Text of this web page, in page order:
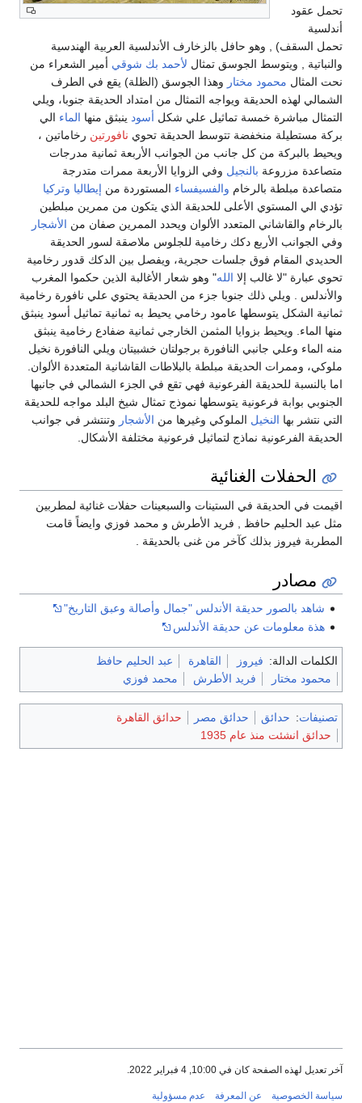
تحمل عقود
أندلسية
تحمل السقف) , وهو حافل بالزخارف الأندلسية العربية الهندسية
والنباتية , ويتوسط الجوسق تمثال لأحمد بك شوقي أمير الشعراء من
نحت المثال محمود مختار وهذا الجوسق (الظلة) يقع في الطرف
الشمالي لهذه الحديقة ويواجه التمثال من امتداد الحديقة جنوبا، ويلي
التمثال مباشرة خمسة تماثيل علي شكل أسود ينبثق منها الماء الي
بركة مستطيلة منخفضة تتوسط الحديقة تحوي نافورتين رخاماتين ،
ويحيط بالبركة من كل جانب من الجوانب الأربعة ثمانية مدرجات
متصاعدة مزروعة بالنجيل وفي الزوايا الأربعة ممرات متدرجة
متصاعدة مبلطة بالرخام والفسيفساء المستوردة من إيطاليا وتركيا
تؤدي الي المستوي الأعلى للحديقة الذي يتكون من ممرين مبلطين
بالرخام والقاشاني المتعدد الألوان ويحدد الممرين صفان من الأشجار
وفي الجوانب الأربع دكك رخامية للجلوس ملاصقة لسور الحديقة
الحديدي المقام فوق جلسات حجرية، ويفصل بين الدكك قدور رخامية
تحوي عبارة "لا غالب إلا الله" وهو شعار الأغالبة الذين حكموا المغرب
والأندلس . ويلي ذلك جنوبا جزء من الحديقة يحتوي علي نافورة رخامية
ثمانية الشكل يتوسطها عامود رخامي يحيط به ثمانية تماثيل أسود ينبثق
منها الماء. ويحيط بزوايا المثمن الخارجي ثمانية ضفادع رخامية ينبثق
منه الماء وعلي جانبي النافورة برجولتان خشبيتان ويلي النافورة نخيل
ملوكي، وممرات الحديقة مبلطة بالبلاطات القاشانية المتعددة الألوان.
اما بالنسبة للحديقة الفرعونية فهي تقع في الجزء الشمالي في جانبها
الجنوبي بوابة فرعونية يتوسطها نموذج تمثال شيخ البلد مواجه للحديقة
التي نتشر بها النخيل الملوكي وغيرها من الأشجار وتنتشر في جوانب
الحديقة الفرعونية نماذج لتماثيل فرعونية مختلفة الأشكال.
الحفلات الغنائية
اقيمت في الحديقة في الستينات والسبعينات حفلات غنائية لمطربين
مثل عبد الحليم حافظ , فريد الأطرش و محمد فوزي وايضاً قامت
المطربة فيروز بذلك كآخر من غنى بالحديقة .
مصادر
شاهد بالصور حديقة الأندلس "جمال وأصالة وعبق التاريخ"
هذة معلومات عن حديقة الأندلس
الكلمات الدالة: فيروز القاهرة
عبد الحليم حافظ
محمود مختار
فريد الأطرش محمد فوزي
تصنيفات: حدائق حدائق مصر
حدائق القاهرة
حدائق انشئت منذ عام 1935
آخر تعديل لهذه الصفحة كان في 10:00, 4 فبراير 2022.
سياسة الخصوصية عن المعرفة عدم مسؤولية